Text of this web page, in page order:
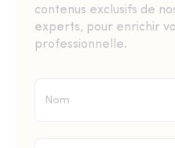
contenus exclusifs de
experts, pour enrichir
professionnelle.